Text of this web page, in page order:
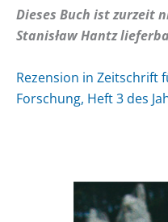
Dieses Buch ist zurzeit
StanisławHantz
Rezension in Zeitschrift
Forschung, Heft 3 des